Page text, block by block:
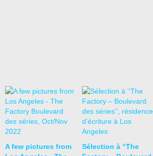
A few pictures from
Sélection à ‘‘The